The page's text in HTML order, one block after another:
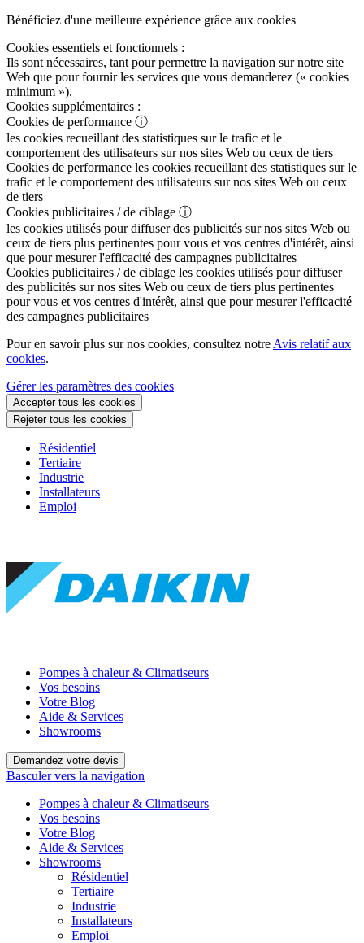
Bénéficiez d'une meilleure expérience grâce aux cookies
Cookies essentiels et fonctionnels :
Ils sont nécessaires, tant pour permettre la navigation sur notre site
Web que pour fournir les services que vous demanderez (« cookies
minimum »).
Cookies supplémentaires :
Cookies de performance ⓘ
les cookies recueillant des statistiques sur le trafic et le
comportement des utilisateurs sur nos sites Web ou ceux de tiers
Cookies de performance les cookies recueillant des statistiques sur le
trafic et le comportement des utilisateurs sur nos sites Web ou ceux
de tiers
Cookies publicitaires / de ciblage ⓘ
les cookies utilisés pour diffuser des publicités sur nos sites Web ou
ceux de tiers plus pertinentes pour vous et vos centres d'intérêt, ainsi
que pour mesurer l'efficacité des campagnes publicitaires
Cookies publicitaires / de ciblage les cookies utilisés pour diffuser
des publicités sur nos sites Web ou ceux de tiers plus pertinentes
pour vous et vos centres d'intérêt, ainsi que pour mesurer l'efficacité
des campagnes publicitaires
Pour en savoir plus sur nos cookies, consultez notre Avis relatif aux
cookies.
Gérer les paramètres des cookies
Accepter tous les cookies
Rejeter tous les cookies
Résidentiel
Tertiaire
Industrie
Installateurs
Emploi
Pompes à chaleur & Climatiseurs
Vos besoins
Votre Blog
Aide & Services
Showrooms
Demandez votre devis
Basculer vers la navigation
Pompes à chaleur & Climatiseurs
Vos besoins
Votre Blog
Aide & Services
Showrooms
Résidentiel
Tertiaire
Industrie
Installateurs
Emploi